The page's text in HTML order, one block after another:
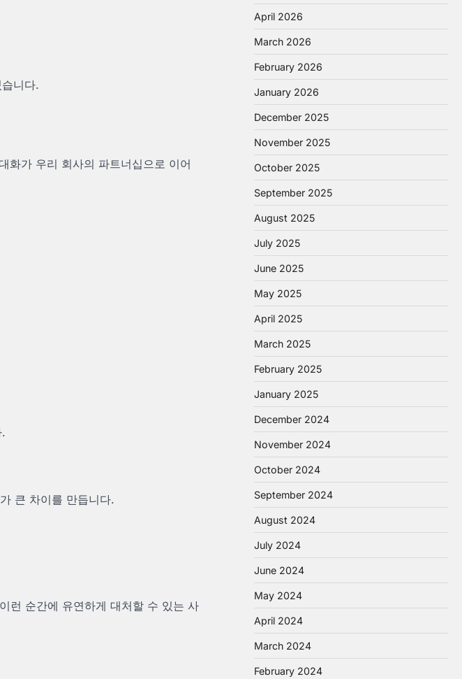
니다.
화가 우리 회사의 파트너십으로 이어
큰 차이를 만듭니다.
런 순간에 유연하게 대처할 수 있는 사
April 2026
March 2026
February 2026
January 2026
December 2025
November 2025
October 2025
September 2025
August 2025
July 2025
June 2025
May 2025
April 2025
March 2025
February 2025
January 2025
December 2024
November 2024
October 2024
September 2024
August 2024
July 2024
June 2024
May 2024
April 2024
March 2024
February 2024